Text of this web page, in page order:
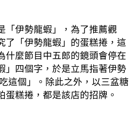
「伊勢龍蝦」，為了推薦觀
了「伊勢龍蝦」的蛋糕捲，這
什麼節目中五郎的鏡頭會停在
」四個字，於是立馬指著伊勢
這個」。除此之外，以三盆糖
蛋糕捲，都是該店的招牌。